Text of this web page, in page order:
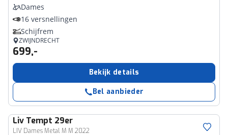
Dames
16 versnellingen
Schijfrem
ZWIJNDRECHT
699,-
Bekijk details
Bel aanbieder
Liv Tempt 29er
LIV Dames Metal M M 2022